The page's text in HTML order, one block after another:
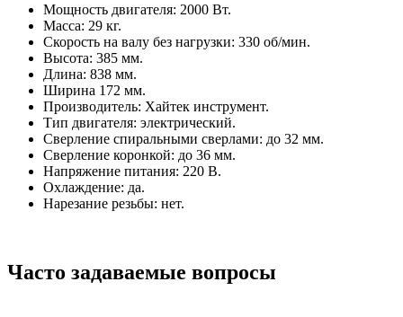
Мощность двигателя: 2000 Вт.
Масса: 29 кг.
Скорость на валу без нагрузки: 330 об/мин.
Высота: 385 мм.
Длина: 838 мм.
Ширина 172 мм.
Производитель: Хайтек инструмент.
Тип двигателя: электрический.
Сверление спиральными сверлами: до 32 мм.
Сверление коронкой: до 36 мм.
Напряжение питания: 220 В.
Охлаждение: да.
Нарезание резьбы: нет.
Часто задаваемые вопросы